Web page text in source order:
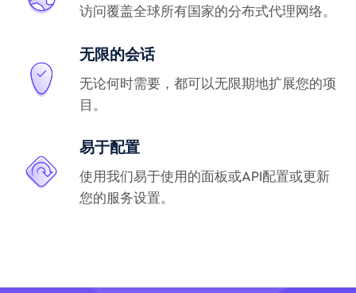
访问覆盖全球所有国家的分布式代理网络。
无限的会话
无论何时需要，都可以无限期地扩展您的项
目。
易于配置
使用我们易于使用的面板或API配置或更新
您的服务设置。